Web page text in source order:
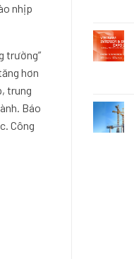
nhịp
trường”
hơn
trung
Báo
Công